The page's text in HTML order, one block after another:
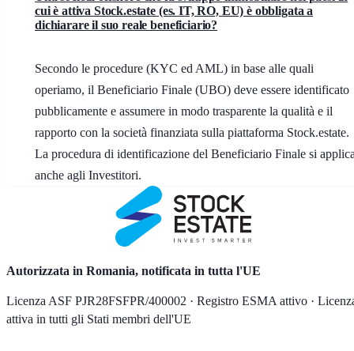
cui è attiva Stock.estate (es. IT, RO, EU) è obbligata a
dichiarare il suo reale beneficiario?
Secondo le procedure (KYC ed AML) in base alle quali
operiamo, il Beneficiario Finale (UBO) deve essere identificato
pubblicamente e assumere in modo trasparente la qualità e il
rapporto con la società finanziata sulla piattaforma Stock.estate.
La procedura di identificazione del Beneficiario Finale si
anche agli Investitori.
Autorizzata in Romania, notificata in tutta l'UE
Licenza ASF PJR28FSFPR/400002 · Registro ESMA attivo ·
attiva in tutti gli Stati membri dell'UE